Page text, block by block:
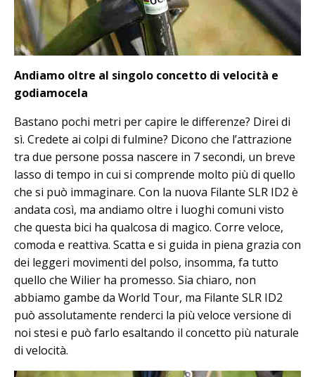
Andiamo oltre al singolo concetto di velocità e
godiamocela
Bastano pochi metri per capire le differenze? Direi di
sì. Credete ai colpi di fulmine? Dicono che l’attrazione
tra due persone possa nascere in 7 secondi, un breve
lasso di tempo in cui si comprende molto più di quello
che si può immaginare. Con la nuova Filante SLR ID2 è
andata così, ma andiamo oltre i luoghi comuni visto
che questa bici ha qualcosa di magico. Corre veloce,
comoda e reattiva. Scatta e si guida in piena grazia con
dei leggeri movimenti del polso, insomma, fa tutto
quello che Wilier ha promesso. Sia chiaro, non
abbiamo gambe da World Tour, ma Filante SLR ID2
può assolutamente renderci la più veloce versione di
noi stesi e può farlo esaltando il concetto più naturale
di velocità.